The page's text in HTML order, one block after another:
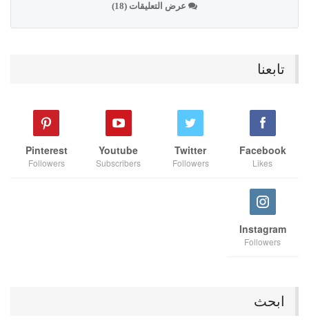
عرض التعليقات (18)
تابعنا
Facebook
Likes
Twitter
Followers
Youtube
Subscribers
Pinterest
Followers
Instagram
Followers
ابحث